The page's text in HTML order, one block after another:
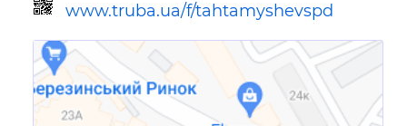
www.truba.ua/f/tahtamyshevspd